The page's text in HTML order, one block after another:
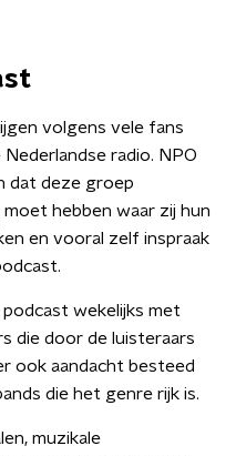
volgens vele fans
radio. NPO
dat deze groep
hebben waar zij hun
en vooral zelf inspraak
wekelijks met
die door de luisteraars
ook aandacht besteed
die het genre rijk is.
muzikale